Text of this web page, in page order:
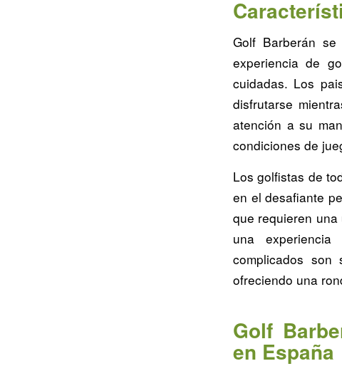
Golf Barberán
experiencia de
cuidadas. Los
disfrutarse
atención a su
condiciones de
Los golfistas de
en el desafiante
que requieren
una
complicados
ofreciendo una
Golf
en España